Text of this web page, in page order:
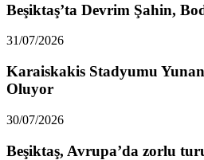
Beşiktaş’ta Devrim Şahin,
31/07/2026
Karaiskakis Stadyumu
Oluyor
30/07/2026
Beşiktaş, Avrupa’da zorlu